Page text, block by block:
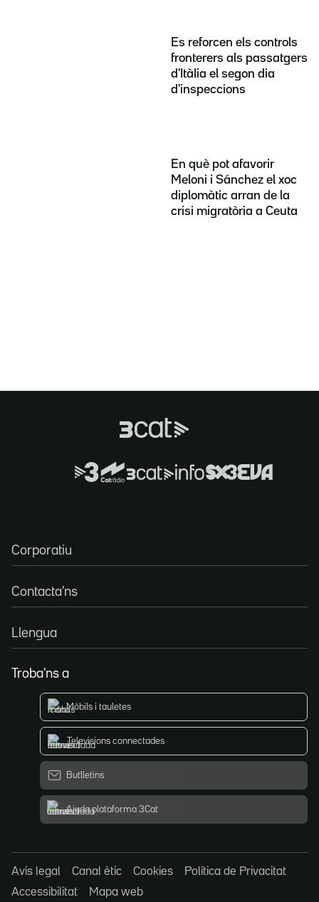
Es reforcen els controls
fronterers als passatgers
d'Itàlia el segon dia
d'inspeccions
En què pot afavorir
Meloni i Sánchez el xoc
diplomàtic arran de la
crisi migratòria a Ceuta
Corporatiu
Contacta'ns
Llengua
Troba'ns a
Mòbils i tauletes
Televisions connectades
Butlletins
Ajuda plataforma 3Cat
Avís legal Canal ètic Cookies
Política de Privacitat
Accessibilitat
Mapa web